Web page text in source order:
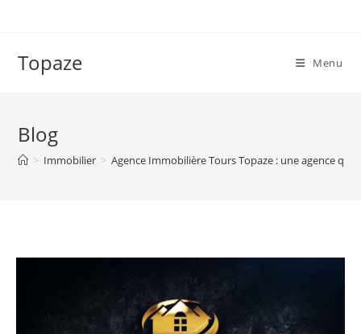
Topaze Menu
Blog
> Immobilier > Agence Immobilière Tours Topaze : une agence